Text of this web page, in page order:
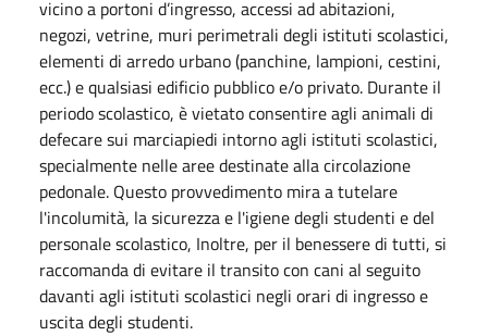
vicino a portoni d’ingresso, accessi ad abitazioni,
negozi, vetrine, muri perimetrali degli istituti scolastici,
elementi di arredo urbano (panchine, lampioni, cestini,
ecc.) e qualsiasi edificio pubblico e/o privato. Durante il
periodo scolastico, è vietato consentire agli animali di
defecare sui marciapiedi intorno agli istituti scolastici,
specialmente nelle aree destinate alla circolazione
pedonale. Questo provvedimento mira a tutelare
l'incolumità, la sicurezza e l'igiene degli studenti e del
personale scolastico, Inoltre, per il benessere di tutti, si
raccomanda di evitare il transito con cani al seguito
davanti agli istituti scolastici negli orari di ingresso e
uscita degli studenti.